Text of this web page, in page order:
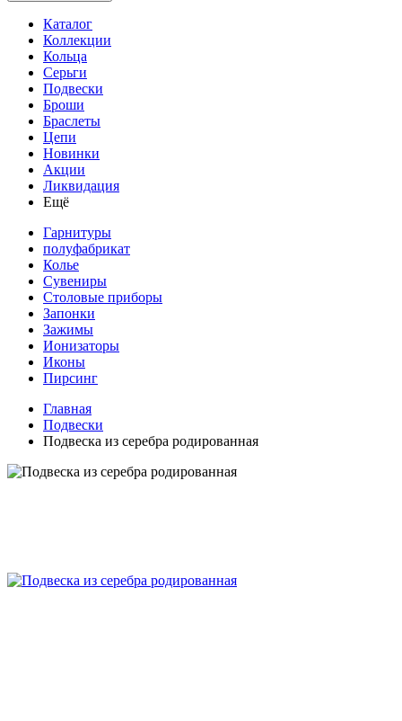
Каталог
Коллекции
Кольца
Серьги
Подвески
Броши
Браслеты
Цепи
Новинки
Акции
Ликвидация
Ещё
Гарнитуры
полуфабрикат
Колье
Сувениры
Столовые приборы
Запонки
Зажимы
Ионизаторы
Иконы
Пирсинг
Главная
Подвески
Подвеска из серебра родированная